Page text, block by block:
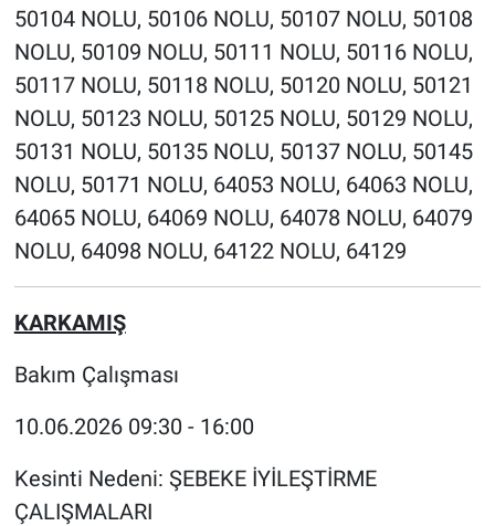
50104 NOLU, 50106 NOLU, 50107 NOLU, 50108
NOLU, 50109 NOLU, 50111 NOLU, 50116 NOLU,
50117 NOLU, 50118 NOLU, 50120 NOLU, 50121
NOLU, 50123 NOLU, 50125 NOLU, 50129 NOLU,
50131 NOLU, 50135 NOLU, 50137 NOLU, 50145
NOLU, 50171 NOLU, 64053 NOLU, 64063 NOLU,
64065 NOLU, 64069 NOLU, 64078 NOLU, 64079
NOLU, 64098 NOLU, 64122 NOLU, 64129
KARKAMIŞ
Bakım Çalışması
10.06.2026 09:30 - 16:00
Kesinti Nedeni: ŞEBEKE İYİLEŞTİRME
ÇALIŞMALARI